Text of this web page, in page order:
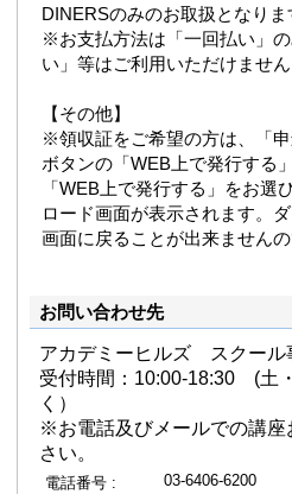
DINERSのみのお取扱となりま
※お支払方法は「一回払い」
い」等はご利用いただけません
【その他】
※領収証をご希望の方は、「
ボタンの「WEB上で発行する
「WEB上で発行する」をお
ロード画面が表示されます。
画面に戻ることが出来ませんの
お問い合わせ先
アカデミーヒルズ スクール
受付時間：10:00-18:30 (土
く
※お電話及びメールでの講座
さい。
電話番号 :
03-6406-6200